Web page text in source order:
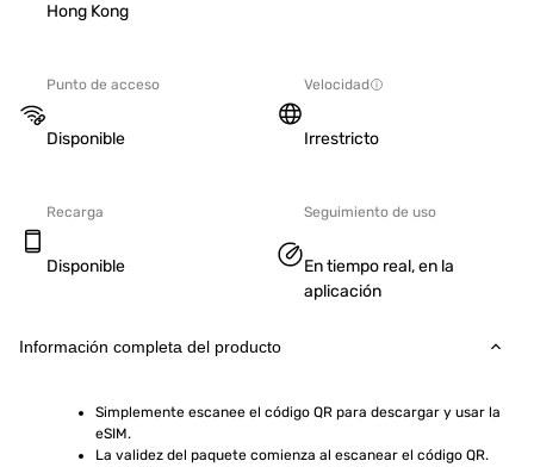
Hong Kong
Punto de acceso
Disponible
Velocidad
Irrestricto
Recarga
Disponible
Seguimiento de uso
En tiempo real, en la
aplicación
Información completa del producto
Simplemente escanee el código QR para descargar y usar la
eSIM.
La validez del paquete comienza al escanear el código QR.